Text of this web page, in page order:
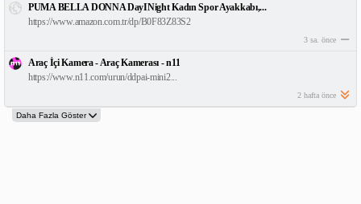
PUMA BELLA DONNA DayINight Kadın Spor Ayakkabı,...
https://www.amazon.com.tr/dp/B0F83Z83S2
3 sa. önce
Araç İçi Kamera - Araç Kamerası - n11
https://www.n11.com/urun/ddpai-mini2...
2 hafta önce